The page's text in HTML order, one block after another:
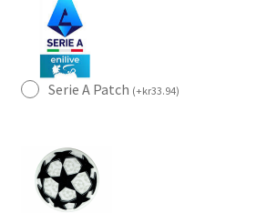
Serie A Patch (+kr33.94)